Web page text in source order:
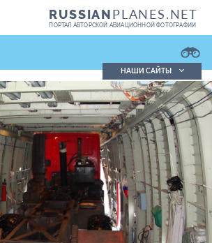
RUSSIANPLANES.NET
ПОРТАЛ АВТОРСКОЙ АВИАЦИОННОЙ ФОТОГРАФИИ
ВОЙТИ
Поиск фотографий
Поиск в реестре
Кратко
Подробно
НАШИ САЙТЫ